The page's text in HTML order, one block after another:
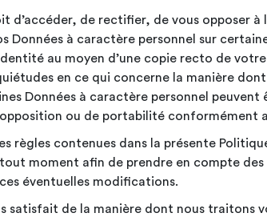
d’accéder, de rectifier, de vous opposer
Données à caractère personnel sur
au moyen d’une copie recto de
en ce qui concerne la manière
Données à caractère personnel
ou de portabilité conformément
règles contenues dans la présente
moment afin de prendre en compte
éventuelles modifications.
satisfait de la manière dont nous traitons